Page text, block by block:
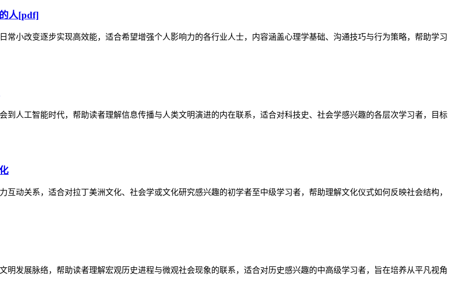
人[pdf]
常小改变逐步实现高效能，适合希望增强个人影响力的各行业人士，内容涵盖心理学基础、沟通技巧与行为策略，帮助学习
到人工智能时代，帮助读者理解信息传播与人类文明演进的内在联系，适合对科技史、社会学感兴趣的各层次学习者，目标
互动关系，适合对拉丁美洲文化、社会学或文化研究感兴趣的初学者至中级学习者，帮助理解文化仪式如何反映社会结构，
明发展脉络，帮助读者理解宏观历史进程与微观社会现象的联系，适合对历史感兴趣的中高级学习者，旨在培养从平凡视角